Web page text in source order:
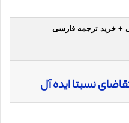
+ خرید ترجمه فارسی
نسبتا ایده آل